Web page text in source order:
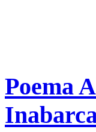
Poema